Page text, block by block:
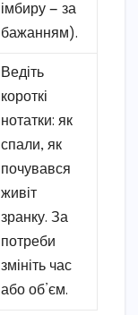
імбиру — за
бажанням).
Ведіть
короткі
нотатки: як
спали, як
почувався
живіт
зранку. За
потреби
змініть час
або об’єм.